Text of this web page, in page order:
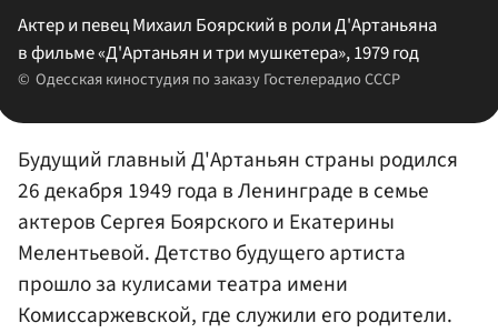
Актер и певец Михаил Боярский в роли Д'Артаньяна
в фильме «Д'Артаньян и три мушкетера», 1979 год
Одесская киностудия по заказу Гостелерадио СССР
Будущий главный Д'Артаньян страны родился
26 декабря 1949 года в Ленинграде в семье
актеров Сергея Боярского и Екатерины
Мелентьевой. Детство будущего артиста
прошло за кулисами театра имени
Комиссаржевской, где служили его родители.